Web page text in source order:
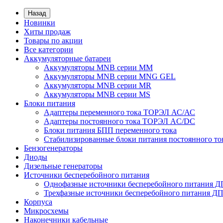
Назад
Новинки
Хиты продаж
Товары по акции
Все категории
Аккумуляторные батареи
Аккумуляторы MNB серии MM
Аккумуляторы MNB серии MNG GEL
Аккумуляторы MNB серии MR
Аккумуляторы MNB серии MS
Блоки питания
Адаптеры переменного тока ТОРЭЛ АС/АС
Адаптеры постоянного тока ТОРЭЛ AC/DC
Блоки питания БПП переменного тока
Стабилизированные блоки питания постоянного
Бензогенераторы
Диоды
Дизельные генераторы
Источники бесперебойного питания
Однофазные источники бесперебойного питания
Трехфазные источники бесперебойного питания
Корпуса
Микросхемы
Наконечники кабельные